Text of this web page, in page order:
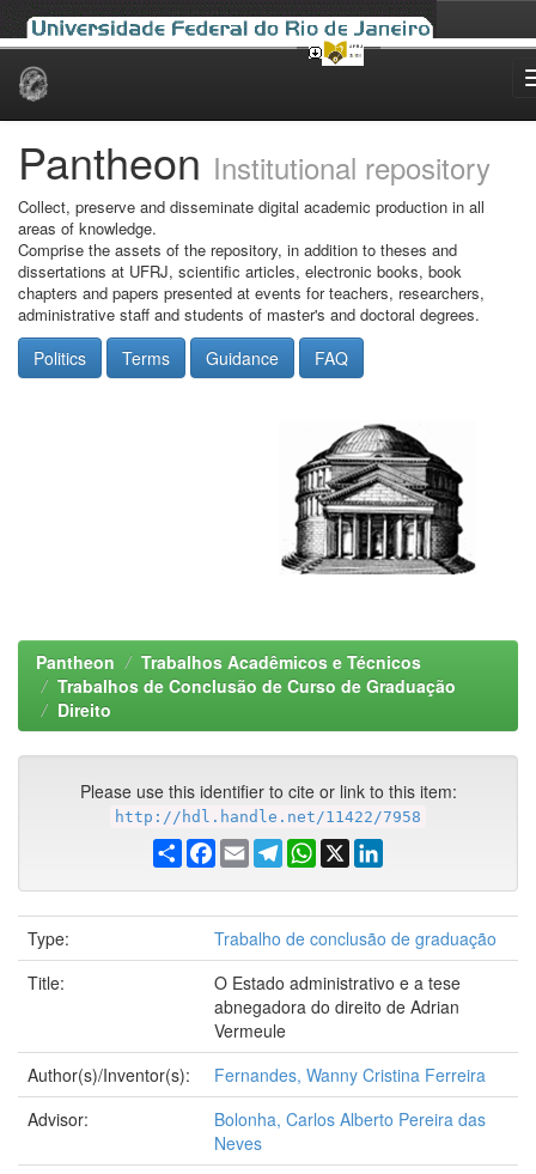
Skip
Pantheon Institutional repository
Collect, preserve and disseminate digital academic production in all
areas of knowledge.
Comprise the assets of the repository, in addition to theses and
dissertations at UFRJ, scientific articles, electronic books, book
chapters and papers presented at events for teachers, researchers,
administrative staff and students of master's and doctoral degrees.
Politics Terms Guidance FAQ
Pantheon
Trabalhos Acadêmicos e Técnicos
Trabalhos de Conclusão de Curso de Graduação
Direito
Please use this identifier to cite or link to this item:
http://hdl.handle.net/11422/7958
ShareFacebook
EmailTelegramWhatsApp
X
Type:
Trabalho de conclusão de graduação
Title:
O Estado administrativo e a tese
abnegadora do direito de Adrian
Vermeule
Author(s)/Inventor(s):
Fernandes, Wanny Cristina Ferreira
Advisor:
Bolonha, Carlos Alberto Pereira das
Neves